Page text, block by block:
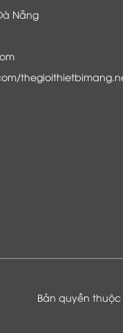
Nẵng
Bản quyền thuộc